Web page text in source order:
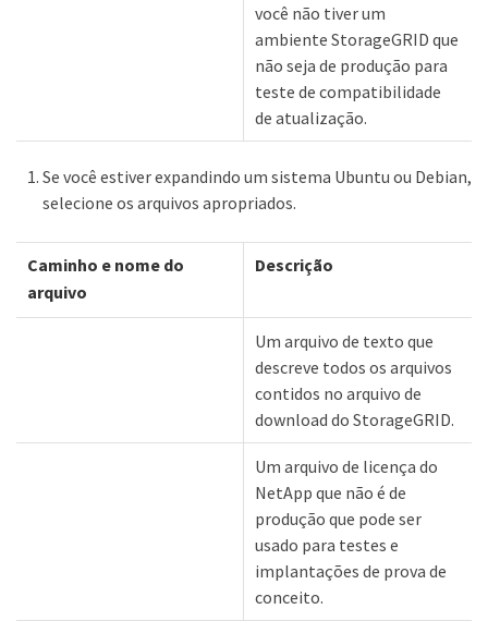
você não tiver um
ambiente StorageGRID que
não seja de produção para
teste de compatibilidade
de atualização.
Se você estiver expandindo um sistema Ubuntu ou Debian,
selecione os arquivos apropriados.
Caminho e nome do
arquivo
Descrição
Um arquivo de texto que
descreve todos os arquivos
contidos no arquivo de
download do StorageGRID.
Um arquivo de licença do
NetApp que não é de
produção que pode ser
usado para testes e
implantações de prova de
conceito.